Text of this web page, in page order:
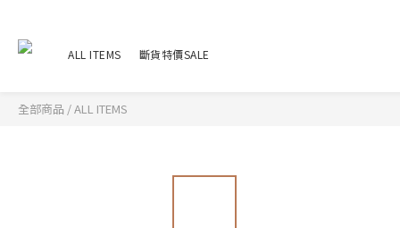
ALL ITEMS 斷貨特價SALE
全部商品 /ALL ITEMS